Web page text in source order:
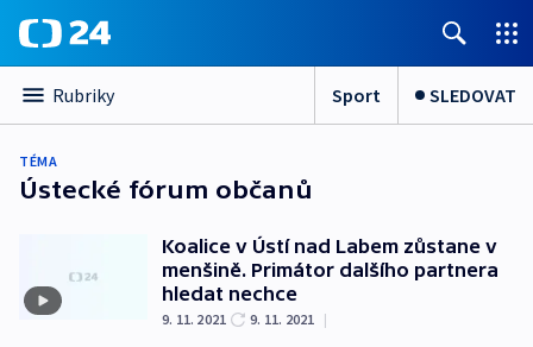
Rubriky Sport SLEDOVAT
TÉMA
Ústecké fórum občanů
Koalice v Ústí nad Labem zůstane v
menšině. Primátor dalšího partnera
hledat nechce
9. 11. 2021 9. 11. 2021 |